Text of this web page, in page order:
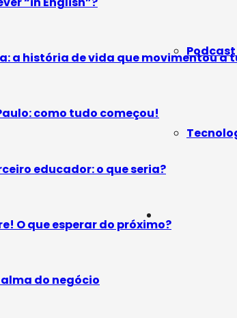
Podcast
a história de vida que movimentou a
como tudo começou!
educador: o que seria?
O que esperar do próximo?
do negócio